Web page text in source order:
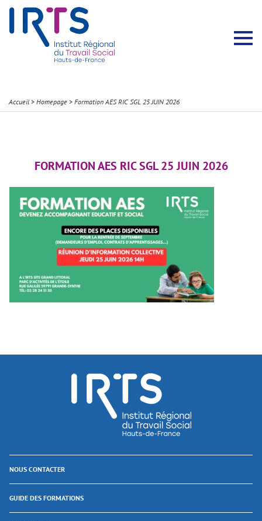
Accueil > Homepage > Formation AES RIC SGL 25 JUIN 2026
FORMATION AES RIC SGL 25 JUIN 2026
NOUS CONTACTER
GUIDE DES FORMATIONS